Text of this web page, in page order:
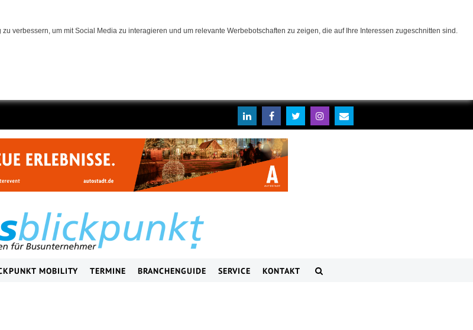
verbessern, um mit Social Media zu interagieren und um relevante Werbebotschaften zu zeigen, die auf Ihre Interessen zugeschnitten sind.
MOBILITY TERMINE BRANCHENGUIDE SERVICE KONTAKT